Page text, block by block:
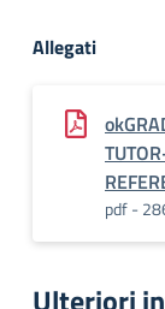
Allegati
pdf -